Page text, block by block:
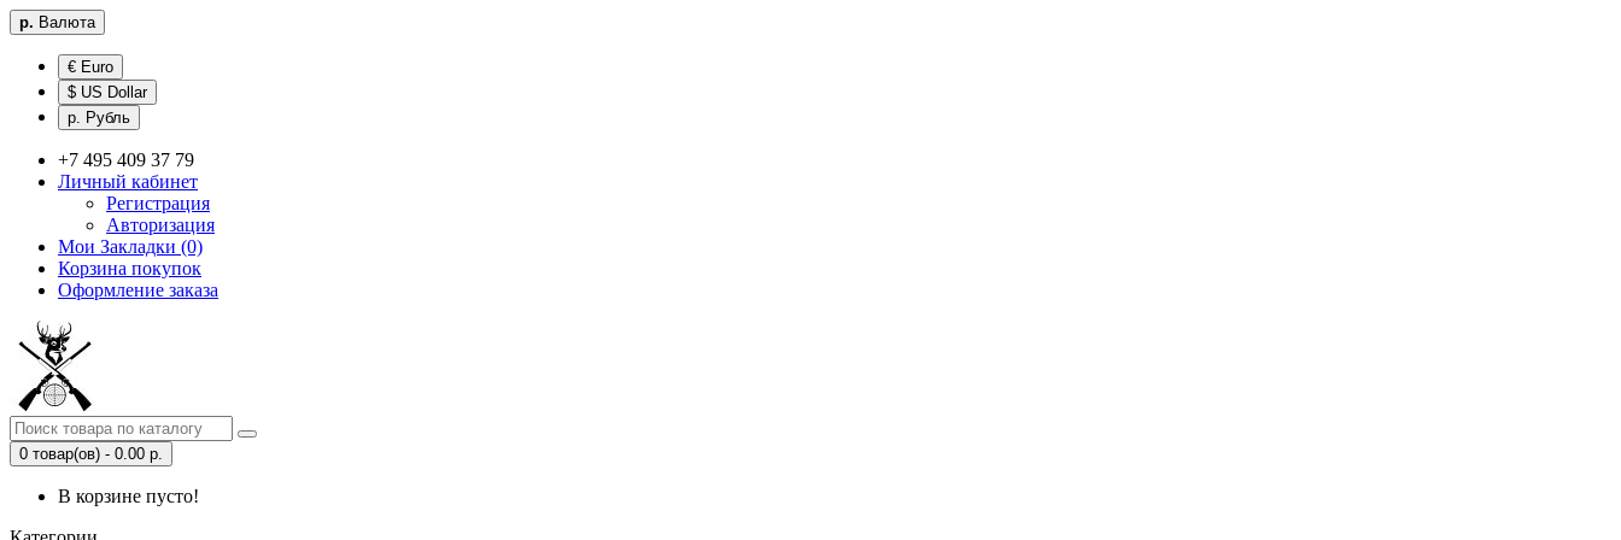
р. Валюта
€ Euro
$ US Dollar
р. Рубль
+7 495 409 37 79
Личный кабинет
Регистрация
Авторизация
Мои Закладки (0)
Корзина покупок
Оформление заказа
0 товар(ов) - 0.00 р.
В корзине пусто!